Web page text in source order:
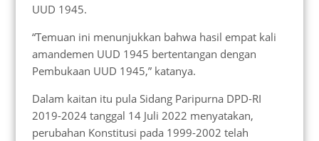
UUD 1945.
“Temuan ini menunjukkan bahwa hasil empat kali
amandemen UUD 1945 bertentangan dengan
Pembukaan UUD 1945,” katanya.
Dalam kaitan itu pula Sidang Paripurna DPD-RI
2019-2024 tanggal 14 Juli 2022 menyatakan,
perubahan Konstitusi pada 1999-2002 telah